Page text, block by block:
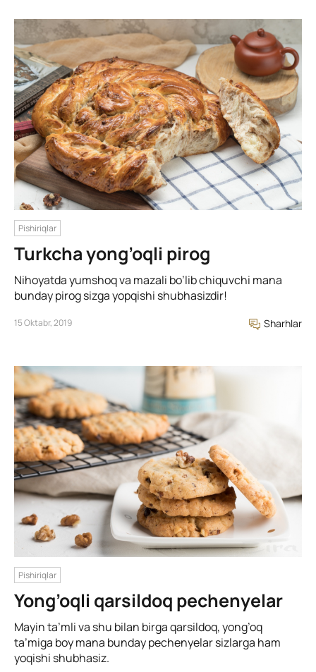
Pishiriqlar
Turkcha yong’oqli pirog
Nihoyatda yumshoq va mazali bo’lib chiquvchi mana
bunday pirog sizga yopqishi shubhasizdir!
15 Oktabr, 2019 Sharhlar
Pishiriqlar
Yong’oqli qarsildoq pechenyelar
Mayin ta’mli va shu bilan birga qarsildoq, yong’oq
ta’miga boy mana bunday pechenyelar sizlarga ham
yoqishi shubhasiz.